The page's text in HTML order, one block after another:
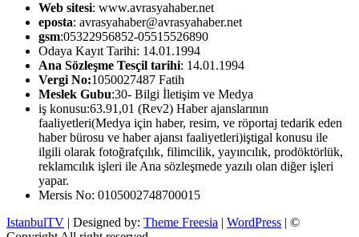
Web sitesi: www.avrasyahaber.net
eposta: avrasyahaber@avrasyahaber.net
gsm:05322956852-05515526890
Odaya Kayıt Tarihi: 14.01.1994
Ana Sözleşme Tesçil tarihi: 14.01.1994
Vergi No:1050027487 Fatih
Meslek Gubu:30- Bilgi İletişim ve Medya
iş konusu:63.91,01 (Rev2) Haber ajanslarının
faaliyetleri(Medya için haber, resim, ve röportaj tedarik eden
haber bürosu ve haber ajansı faaliyetleri)iştigal konusu ile
ilgili olarak fotoğrafçılık, filimcilik, yayıncılık, prodöktörlük,
reklamcılık işleri ile Ana sözleşmede yazılı olan diğer işleri
yapar.
Mersis No: 0105002748700015
IstanbulTV | Designed by: Theme Freesia | WordPress | ©